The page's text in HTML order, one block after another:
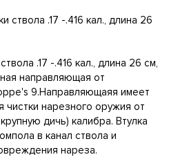
.17 -.416 кал., длина 26 см,
направляющая от
9.Направляющаяя имеет
чистки нарезного оружия от
дичь) калибра. Втулка
в канал ствола и
нареза.